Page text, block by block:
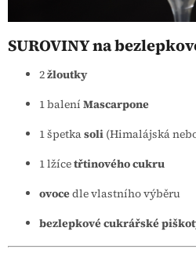
SUROVINY na
2žloutky
1balení Mascarpone
1 špetkasoli (Himalájská
1 lžícetřtinového cukru
ovocedle vlastního výběru
bezlepkové cukrářské